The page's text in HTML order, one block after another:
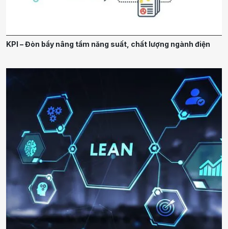
KPI – Đòn bẩy nâng tầm năng suất, chất lượng ngành điện